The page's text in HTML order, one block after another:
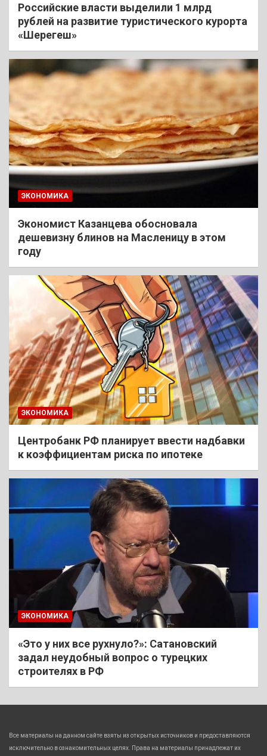
Российские власти выделили 1 млрд
рублей на развитие туристического курорта
«Шерегеш»
ЭКОНОМИКА
Экономист Казанцева обосновала
дешевизну блинов на Масленицу в этом
году
ЭКОНОМИКА
Центробанк РФ планирует ввести надбавки
к коэффициентам риска по ипотеке
ЭКОНОМИКА
«Это у них все рухнуло?»: Сатановский
задал неудобный вопрос о турецких
строителях в РФ
Все материалы на данном сайте взяты из открытых источников и предоставляются
исключительно в ознакомительных целях. Права на материалы принадлежат их